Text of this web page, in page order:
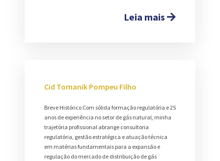
Leia mais
Cid Tomanik Pompeu Filho
Breve Histórico Com sólida formação regulatória e 25
anos de experiência no setor de gás natural, minha
trajetória profissional abrange consultoria
regulatória, gestão estratégica e atuação técnica
em matérias fundamentais para a expansão e
regulação do mercado de distribuição de gás